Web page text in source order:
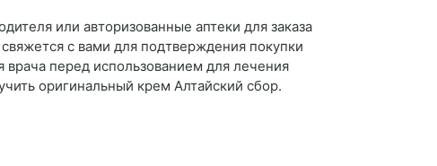
или авторизованные аптеки для заказа
с вами для подтверждения покупки
врача перед использованием для лечения
оригинальный крем Алтайский сбор.